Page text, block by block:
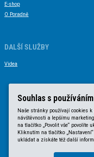
E-shop
O Poradně
DALŠÍ SLUŽBY
Videa
Souhlas s
Naše stránky používají cookies
návštěvnosti a lepšímu
na tlačítko „Povolit vše“ povolíte
Kliknutím na tlačítko
ukládat a získáte též další